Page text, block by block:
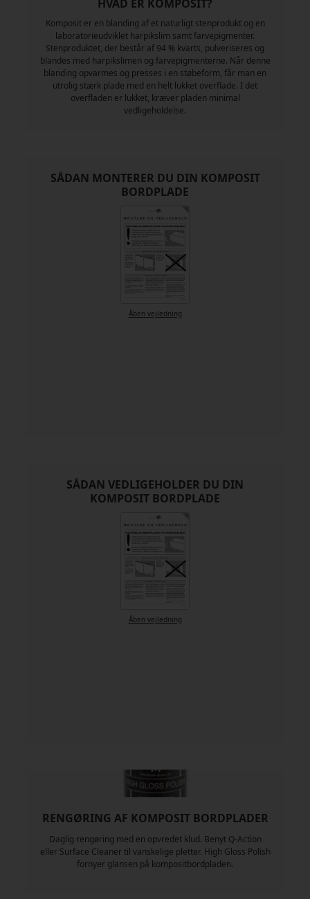
HVAD ER KOMPOSIT?
Komposit er en blanding af et naturligt stenprodukt og en
laboratorieudviklet harpikslim samt farvepigmenter.
Stenproduktet, der består af 94 % kvarts, pulveriseres og
blandes med harpikslimen og farvepigmenterne. Når denne
blanding opvarmes og presses i en støbeform, får man en
utrolig stærk plade med en helt lukket overflade. I det
overfladen er lukket, kræver pladen minimal
vedligeholdelse.
SÅDAN MONTERER DU DIN KOMPOSIT
BORDPLADE
Åben vejledning
SÅDAN VEDLIGEHOLDER DU DIN
KOMPOSIT BORDPLADE
Åben vejledning
RENGØRING AF KOMPOSIT BORDPLADER
Daglig rengøring med en opvredet klud. Benyt Q-Action
eller Surface Cleaner til vanskelige pletter. High Gloss Polish
fornyer glansen på kompositbordpladen.